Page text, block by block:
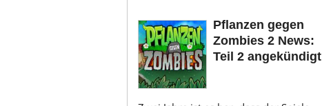
Pflanzen gegen
Zombies 2 News:
Teil 2 angekündigt